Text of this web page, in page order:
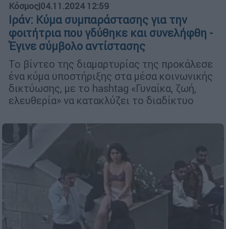
Κόσμος|04.11.2024 12:59
Ιράν: Κύμα συμπαράστασης για την
φοιτήτρια που γδύθηκε και συνελήφθη -
Έγινε σύμβολο αντίστασης
Το βίντεο της διαμαρτυρίας της προκάλεσε
ένα κύμα υποστήριξης στα μέσα κοινωνικής
δικτύωσης, με το hashtag «Γυναίκα, ζωή,
ελευθερία» να κατακλύζει το διαδίκτυο